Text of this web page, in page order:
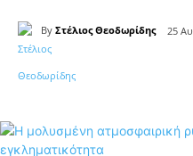
By Στέλιος Θεοδωρίδης 25